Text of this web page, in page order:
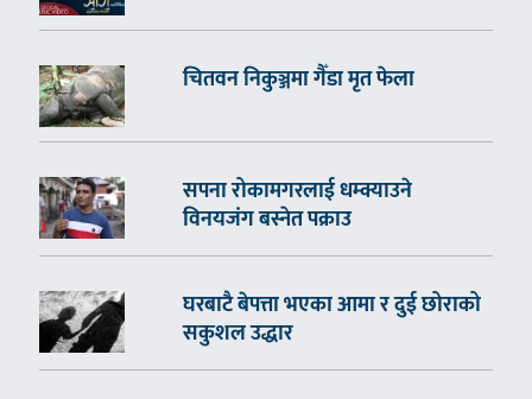
चितवन निकुञ्जमा गैँडा मृत फेला
सपना रोकामगरलाई धम्क्याउने
विनयजंग बस्नेत पक्राउ
घरबाटै बेपत्ता भएका आमा र दुई छोराको
सकुशल उद्धार